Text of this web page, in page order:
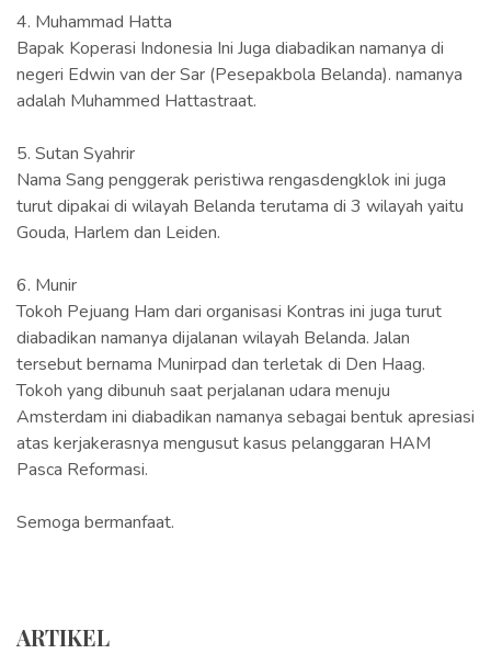
4. Muhammad Hatta
Bapak Koperasi Indonesia Ini Juga diabadikan namanya di
negeri Edwin van der Sar (Pesepakbola Belanda). namanya
adalah Muhammed Hattastraat.
5. Sutan Syahrir
Nama Sang penggerak peristiwa rengasdengklok ini juga
turut dipakai di wilayah Belanda terutama di 3 wilayah yaitu
Gouda, Harlem dan Leiden.
6. Munir
Tokoh Pejuang Ham dari organisasi Kontras ini juga turut
diabadikan namanya dijalanan wilayah Belanda. Jalan
tersebut bernama Munirpad dan terletak di Den Haag.
Tokoh yang dibunuh saat perjalanan udara menuju
Amsterdam ini diabadikan namanya sebagai bentuk apresiasi
atas kerjakerasnya mengusut kasus pelanggaran HAM
Pasca Reformasi.
Semoga bermanfaat.
ARTIKEL